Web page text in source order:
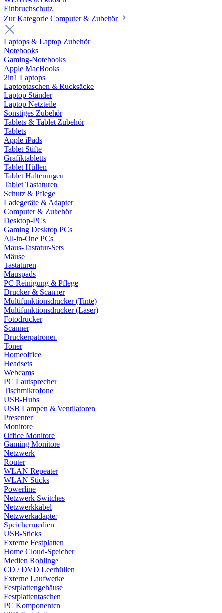
Einbruchschutz
Zur Kategorie Computer & Zubehör
Laptops & Laptop Zubehör
Notebooks
Gaming-Notebooks
Apple MacBooks
2in1 Laptops
Laptoptaschen & Rucksäcke
Laptop Ständer
Laptop Netzteile
Sonstiges Zubehör
Tablets & Tablet Zubehör
Tablets
Apple iPads
Tablet Stifte
Grafiktabletts
Tablet Hüllen
Tablet Halterungen
Tablet Tastaturen
Schutz & Pflege
Ladegeräte & Adapter
Computer & Zubehör
Desktop-PCs
Gaming Desktop PCs
All-in-One PCs
Maus-Tastatur-Sets
Mäuse
Tastaturen
Mauspads
PC Reinigung & Pflege
Drucker & Scanner
Multifunktionsdrucker (Tinte)
Multifunktionsdrucker (Laser)
Fotodrucker
Scanner
Druckerpatronen
Toner
Homeoffice
Headsets
Webcams
PC Lautsprecher
Tischmikrofone
USB-Hubs
USB Lampen & Ventilatoren
Presenter
Monitore
Office Monitore
Gaming Monitore
Netzwerk
Router
WLAN Repeater
WLAN Sticks
Powerline
Netzwerk Switches
Netzwerkkabel
Netzwerkadapter
Speichermedien
USB-Sticks
Externe Festplatten
Home Cloud-Speicher
Medien Rohlinge
CD / DVD Leerhüllen
Externe Laufwerke
Festplattengehäuse
Festplattentaschen
PC Komponenten